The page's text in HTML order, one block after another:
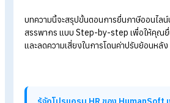
วิธียื่น ภ.ง.ด.1แ
ออนไลน์ ฉบับปี
การจัดการภาษีเงินเดือนพนักงานเป็